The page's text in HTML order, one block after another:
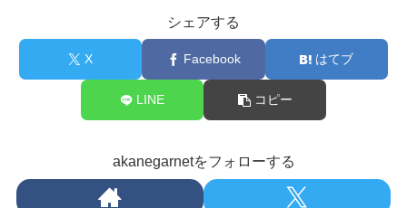
シェアする
X Facebook はてブ
LINE コピー
akanegarnetをフォローする